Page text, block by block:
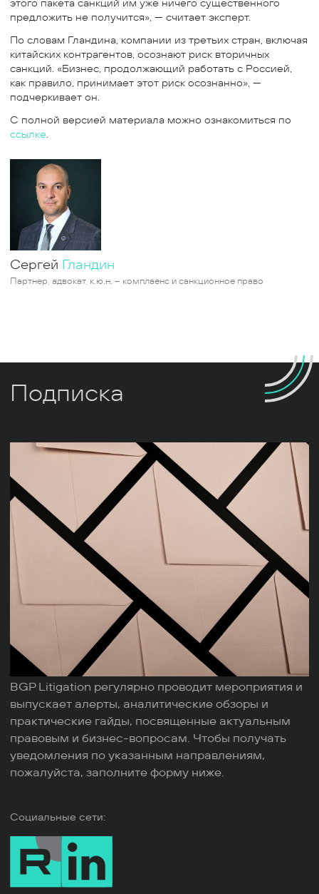
этого пакета санкций им уже ничего существенного
предложить не получится», — считает эксперт.
По словам Гландина, компании из третьих стран, включая
китайских контрагентов, осознают риск вторичных
санкций. «Бизнес, продолжающий работать с Россией,
как правило, принимает этот риск осознанно», —
подчеркивает он.
С полной версией материала можно ознакомиться по
ссылке.
Сергей Гландин
Партнер, адвокат, к.ю.н. – комплаенс и санкционное право
Подписка
BGP Litigation регулярно проводит мероприятия и
выпускает алерты, аналитические обзоры и
практические гайды, посвященные актуальным
правовым и бизнес-вопросам. Чтобы получать
уведомления по указанным направлениям,
пожалуйста, заполните форму ниже.
Социальные сети: